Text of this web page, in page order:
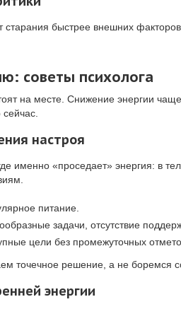
старания быстрее внешних
советы психолога
на месте. Снижение энергии
настроя
именно «проседает» энергия: в
питание.
задачи, отсутствие
цели без промежуточных
точечное решение, а не боремся
энергии